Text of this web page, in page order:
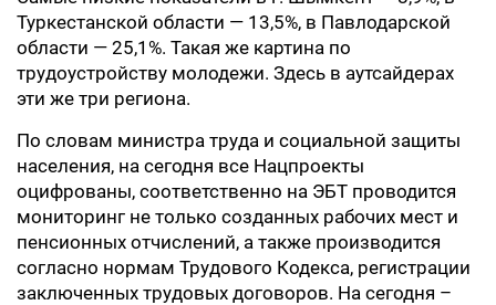
Туркестанской области — 13,5%, в Павлодарской
области — 25,1%. Такая же картина по
трудоустройству молодежи. Здесь в аутсайдерах
эти же три региона.
По словам министра труда и социальной защиты
населения, на сегодня все Нацпроекты
оцифрованы, соответственно на ЭБТ проводится
мониторинг не только созданных рабочих мест и
пенсионных отчислений, а также производится
согласно нормам Трудового Кодекса, регистрации
заключенных трудовых договоров. На сегодня –